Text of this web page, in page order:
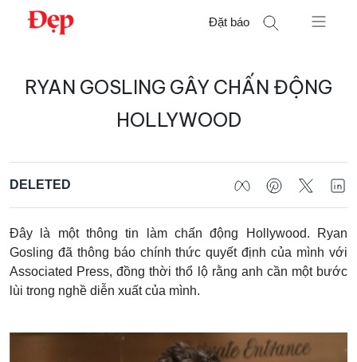
Chuyển
Đặt báo
kiếm
RYAN GOSLING GÂY CHẤN ĐỘNG
HOLLYWOOD
DELETED
Đây là một thông tin làm chấn động Hollywood. Ryan
Gosling đã thông báo chính thức quyết định của mình với
Associated Press, đồng thời thổ lộ rằng anh cần một bước
lùi trong nghề diễn xuất của mình.